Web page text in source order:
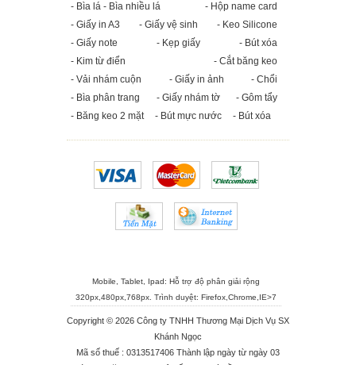
- Bìa lá - Bìa nhiều lá
- Hộp name card
- Giấy in A3
- Giấy vệ sinh
- Keo Silicone
- Giấy note
- Kẹp giấy
- Bút xóa
- Kim từ điển
- Cắt băng keo
- Vải nhám cuộn
- Giấy in ảnh
- Chổi
- Bìa phân trang
- Giấy nhám tờ
- Gôm tẩy
- Băng keo 2 mặt
- Bút mực nước - Bút xóa
Mobile, Tablet, Ipad: Hỗ trợ độ phân giải rộng
320px,480px,768px. Trình duyệt: Firefox,Chrome,IE>7
Copyright © 2026 Công ty TNHH Thương Mại Dịch Vụ SX
Khánh Ngọc
Mã số thuế : 0313517406 Thành lập ngày từ ngày 03